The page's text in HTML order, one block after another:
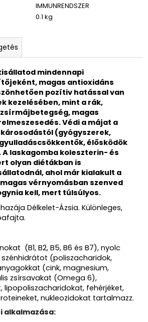
IMMUNRENDSZER
0.1 kg
mindennapi
magas antioxidáns
pozítiv hatással van
kezelésében, mint a rák,
magas
Védi a májat a
(gyógyszerek,
élősködök
laskagomba koleszterin- és
olyan diétákban is
ahol már kialakult a
vérnyomásban szenved
kell, mert túlsúlyos.
Délkelet-Ázsia. Különleges,
(B1, B2, B5, B6 és B7), nyolc
(poliszacharidok,
(cink, magnesium,
zsírsavakat (Omega 6),
lipopoliszacharidokat, fehérjéket,
nukleozidokat tartalmazz.
alkalmazása: